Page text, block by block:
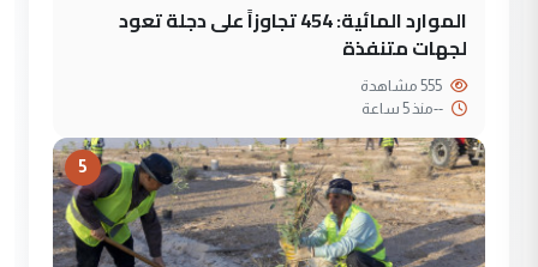
الموارد المائية: 454 تجاوزاً على دجلة تعود
لجهات متنفذة
--منذ 5 ساعة
5